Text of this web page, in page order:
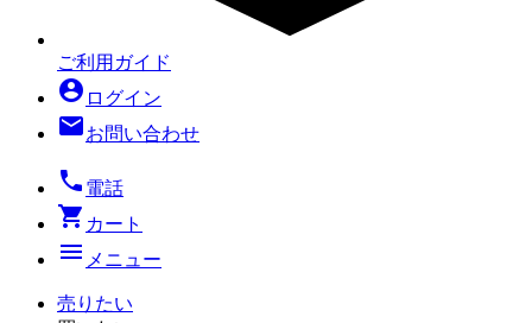
ご利用ガイド
account_circle ログイン
mailお問い合わせ
local_phone 電話
shopping_cart カート
menu メニュー
売りたい